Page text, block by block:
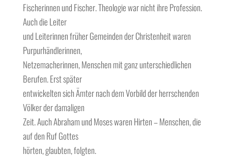
Fischerinnen und Fischer. Theologie war nicht ihre Profession.
Auch die Leiter
und Leiterinnen früher Gemeinden der Christenheit waren
Purpurhändlerinnen,
Netzemacherinnen, Menschen mit ganz unterschiedlichen
Berufen. Erst später
entwickelten sich Ämter nach dem Vorbild der herrschenden
Völker der damaligen
Zeit. Auch Abraham und Moses waren Hirten – Menschen, die
auf den Ruf Gottes
hörten, glaubten, folgten.